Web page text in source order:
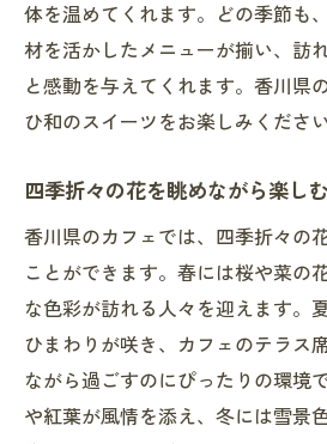
体を温めてくれます。どの季節も
材を活かしたメニューが揃い、訪
と感動を与えてくれます。香川県
ひ和のスイーツをお楽しみください
四季折々の花を眺めながら楽し
香川県のカフェでは、四季折々の
ことができます。春には桜や菜の
な色彩が訪れる人々を迎えます。
ひまわりが咲き、カフェのテラス
ながら過ごすのにぴったりの環境
や紅葉が風情を添え、冬には雪景